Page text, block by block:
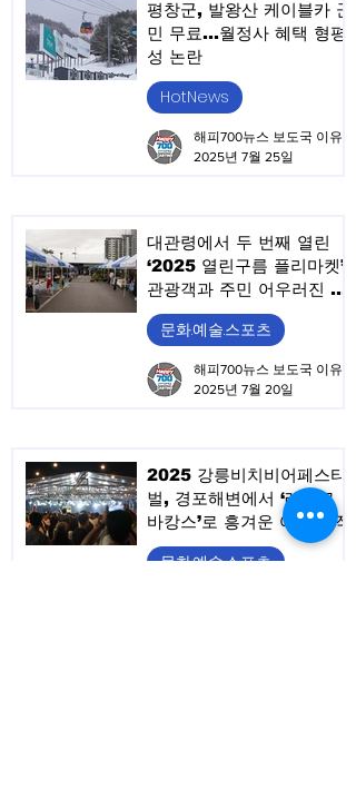
평창군, 발왕산 케이블카 군
민 무료…월정사 혜택 형평
성 논란
HotNews
2025년 7월 25일
대관령에서 두 번째 열린
‘2025 열린구름 플리마켓’,
관광객과 주민 어우러진 문
화장터로 자리매김
문화.예술.스포츠
2025년 7월 20일
2025 강릉비치비어페스티
벌, 경포해변에서 ‘레트로
바캉스’로 흥겨운 여름 시작
문화.예술.스포츠